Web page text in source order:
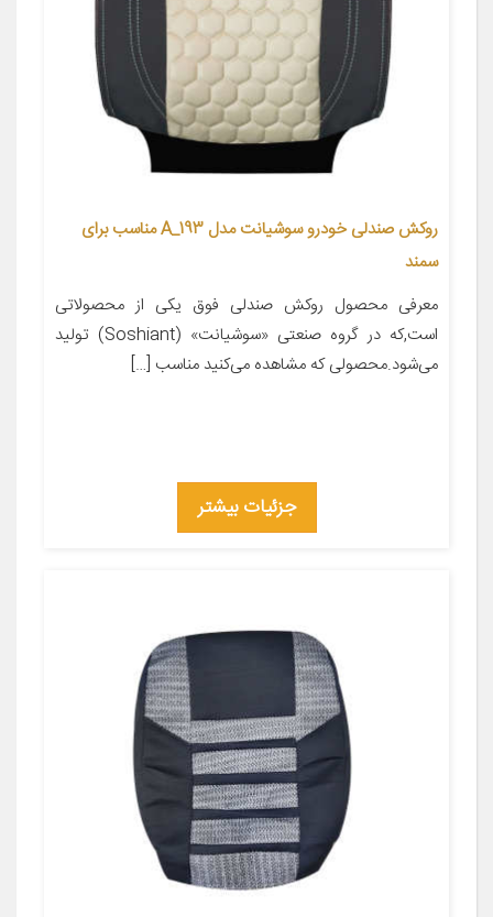
روکش صندلی خودرو سوشیانت مدل A_193 مناسب برای
سمند
معرفی محصول روکش صندلی فوق یکی از محصولاتی
است,که در گروه صنعتی «سوشیانت» (Soshiant) تولید
می‌شود.محصولی که مشاهده می‌کنید مناسب […]
جزئیات بیشتر